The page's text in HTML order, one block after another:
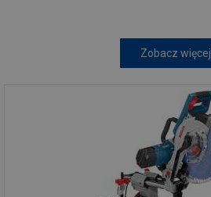
Zobacz więcej